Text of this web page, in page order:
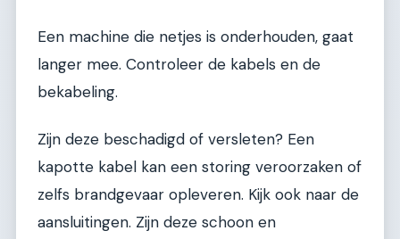
Een machine die netjes is onderhouden, gaat
langer mee. Controleer de kabels en de
bekabeling.
Zijn deze beschadigd of versleten? Een
kapotte kabel kan een storing veroorzaken of
zelfs brandgevaar opleveren. Kijk ook naar de
aansluitingen. Zijn deze schoon en